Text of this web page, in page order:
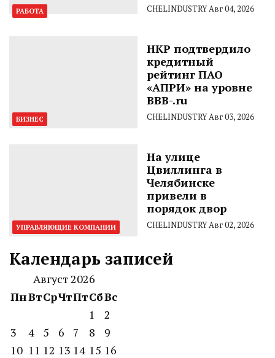
РАБОТА CHELINDUSTRYАвг 04, 2026
БИЗНЕС
НКР подтвердило
кредитный
рейтинг ПАО
«АПРИ» на уровне
BBB-.ru
CHELINDUSTRYАвг 03, 2026
УПРАВЛЯЮЩИЕ КОМПАНИИ
На улице
Цвиллинга в
Челябинске
привели в
порядок двор
CHELINDUSTRYАвг 02, 2026
Календарь записей
Август 2026
ПнВтСрЧтПтСбВс
1
2
3
4 5 6 7 8
9
10 11 12 13 14 15 16